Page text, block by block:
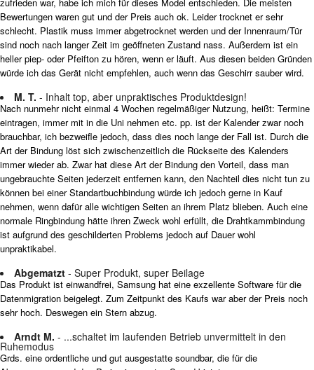
Bewertungen waren gut und der Preis auch ok. Leider trocknet er sehr
schlecht. Plastik muss immer abgetrocknet werden und der Innenraum/Tür
sind noch nach langer Zeit im geöffneten Zustand nass. Außerdem ist ein
heller piep- oder Pfeifton zu hören, wenn er läuft. Aus diesen beiden Gründen
würde ich das Gerät nicht empfehlen, auch wenn das Geschirr sauber wird.
M. T. - Inhalt top, aber unpraktisches Produktdesign!
Nach nunmehr nicht einmal 4 Wochen regelmäßiger Nutzung, heißt: Termine
eintragen, immer mit in die Uni nehmen etc. pp. ist der Kalender zwar noch
brauchbar, ich bezweifle jedoch, dass dies noch lange der Fall ist. Durch die
Art der Bindung löst sich zwischenzeitlich die Rückseite des Kalenders
immer wieder ab. Zwar hat diese Art der Bindung den Vorteil, dass man
ungebrauchte Seiten jederzeit entfernen kann, den Nachteil dies nicht tun zu
können bei einer Standartbuchbindung würde ich jedoch gerne in Kauf
nehmen, wenn dafür alle wichtigen Seiten an ihrem Platz blieben. Auch eine
normale Ringbindung hätte ihren Zweck wohl erfüllt, die Drahtkammbindung
ist aufgrund des geschilderten Problems jedoch auf Dauer wohl
unpraktikabel.
Abgematzt - Super Produkt, super Beilage
Das Produkt ist einwandfrei, Samsung hat eine exzellente Software für die
Datenmigration beigelegt. Zum Zeitpunkt des Kaufs war aber der Preis noch
sehr hoch. Deswegen ein Stern abzug.
Arndt M. - ...schaltet im laufenden Betrieb unvermittelt in den
Ruhemodus
Grds. eine ordentliche und gut ausgestatte soundbar, die für die